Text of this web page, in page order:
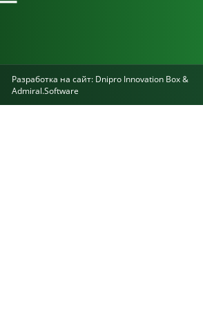
Разработка на сайт: Dnipro Innovation Box&
Admiral.Software